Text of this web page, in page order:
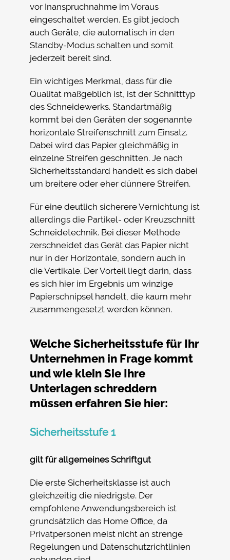
vor Inanspruchnahme im Voraus
eingeschaltet werden. Es gibt jedoch
auch Geräte, die automatisch in den
Standby-Modus schalten und somit
jederzeit bereit sind.
Ein wichtiges Merkmal, dass für die
Qualität maßgeblich ist, ist der Schnitttyp
des Schneidewerks. Standartmäßig
kommt bei den Geräten der sogenannte
horizontale Streifenschnitt zum Einsatz.
Dabei wird das Papier gleichmäßig in
einzelne Streifen geschnitten. Je nach
Sicherheitsstandard handelt es sich dabei
um breitere oder eher dünnere Streifen.
Für eine deutlich sicherere Vernichtung ist
allerdings die Partikel- oder Kreuzschnitt
Schneidetechnik. Bei dieser Methode
zerschneidet das Gerät das Papier nicht
nur in der Horizontale, sondern auch in
die Vertikale. Der Vorteil liegt darin, dass
es sich hier im Ergebnis um winzige
Papierschnipsel handelt, die kaum mehr
zusammengesetzt werden können.
Welche Sicherheitsstufe für Ihr
Unternehmen in Frage kommt
und wie klein Sie Ihre
Unterlagen schreddern
müssen erfahren Sie hier:
Sicherheitsstufe 1
gilt für allgemeines Schriftgut
Die erste Sicherheitsklasse ist auch
gleichzeitig die niedrigste. Der
empfohlene Anwendungsbereich ist
grundsätzlich das Home Office, da
Privatpersonen meist nicht an strenge
Regelungen und Datenschutzrichtlinien